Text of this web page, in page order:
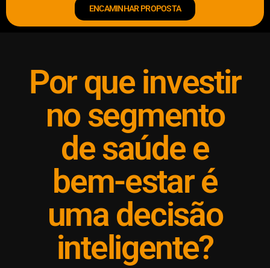
ENCAMINHAR PROPOSTA
Por que investir
no segmento
de saúde e
bem-estar é
uma decisão
inteligente?